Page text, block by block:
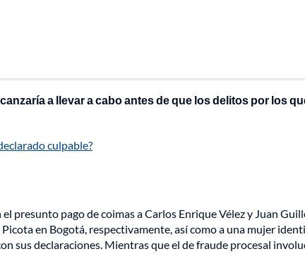
a llevar a cabo antes de que los delitos por los
culpable?
presunto pago de coimas a Carlos Enrique Vélez y Juan
en Bogotá, respectivamente, así como a una mujer
sus declaraciones. Mientras que el de fraude procesal